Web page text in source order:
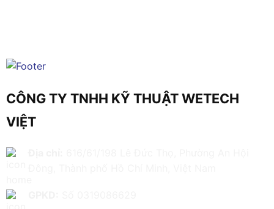
CÔNG TY TNHH KỸ THUẬT WETECH
VIỆT